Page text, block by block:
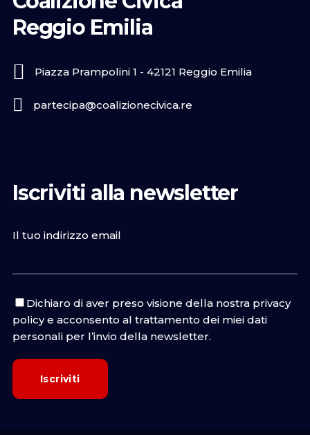
Reggio Emilia
Piazza Prampolini 1 - 42121 Reggio Emilia
partecipa@coalizionecivica.re
Iscriviti alla newsletter
Il tuo indirizzo email
Dichiaro di aver preso visione della nostra privacy
policye acconsento al trattamento dei miei dati
personali per l’invio della newsletter.